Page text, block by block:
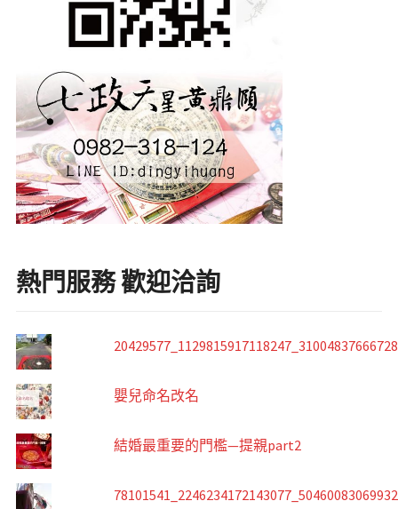
熱門服務 歡迎洽詢
嬰兒命名改名
結婚最重要的門檻—提親part2